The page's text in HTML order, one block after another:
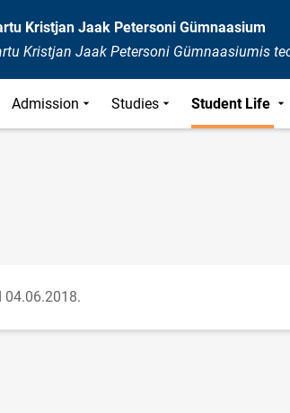
Kristjan Jaak Petersoni Gümnaasium
Kristjan Jaak Petersoni Gümnaasiumis
Admission Studies Student Life
04.06.2018.